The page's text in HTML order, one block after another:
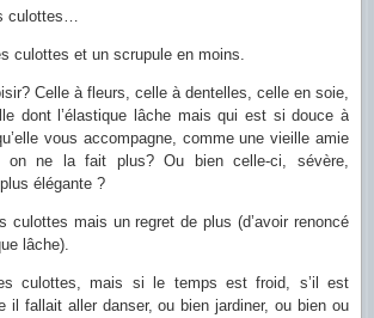
culottes…
culottes et un scrupule en moins.
Celle à fleurs, celle à dentelles, celle en soie,
dont l’élastique lâche mais qui est si douce à
vous accompagne, comme une vieille amie
on ne la fait plus? Ou bien celle-ci, sévère,
élégante ?
culottes mais un regret de plus (d’avoir renoncé
lâche).
culottes, mais si le temps est froid, s’il est
il fallait aller danser, ou bien jardiner, ou bien ou